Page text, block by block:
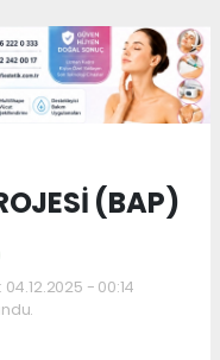
(BAP)
- 00:14